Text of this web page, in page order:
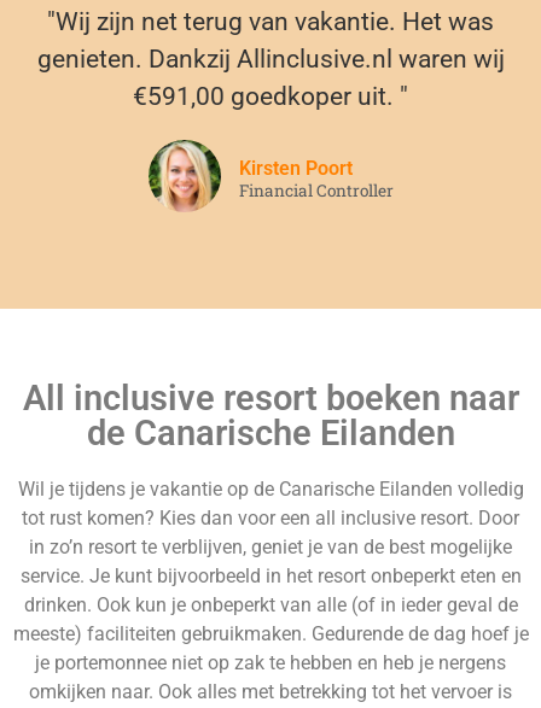
"Wij zijn net terug van vakantie. Het was
genieten. Dankzij Allinclusive.nl waren wij
€591,00 goedkoper uit. "
Kirsten Poort
Financial Controller
All inclusive resort boeken naar
de Canarische Eilanden
Wil je tijdens je vakantie op de Canarische Eilanden volledig
tot rust komen? Kies dan voor een all inclusive resort. Door
in zo’n resort te verblijven, geniet je van de best mogelijke
service. Je kunt bijvoorbeeld in het resort onbeperkt eten en
drinken. Ook kun je onbeperkt van alle (of in ieder geval de
meeste) faciliteiten gebruikmaken. Gedurende de dag hoef je
je portemonnee niet op zak te hebben en heb je nergens
omkijken naar. Ook alles met betrekking tot het vervoer is